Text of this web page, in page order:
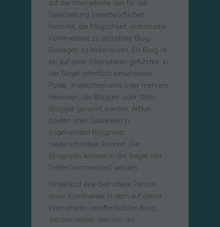
auf der Internetseite des für die
Verarbeitung Verantwortlichen
befindet, die Möglichkeit, individuelle
Kommentare zu einzelnen Blog-
Beiträgen zu hinterlassen. Ein Blog ist
ein auf einer Internetseite geführtes, in
der Regel öffentlich einsehbares
Portal, in welchem eine oder mehrere
Personen, die Blogger oder Web-
Blogger genannt werden, Artikel
posten oder Gedanken in
sogenannten Blogposts
niederschreiben können. Die
Blogposts können in der Regel von
Dritten kommentiert werden.
Hinterlässt eine betroffene Person
einen Kommentar in dem auf dieser
Internetseite veröffentlichten Blog,
werden neben den von der